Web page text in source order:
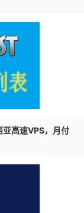
高速VPS，月付